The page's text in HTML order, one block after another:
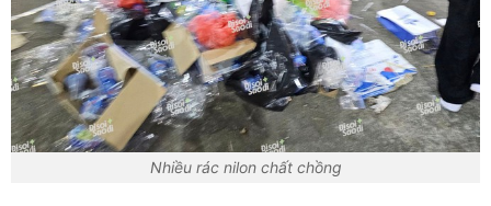
Nhiều rác nilon chất chồng